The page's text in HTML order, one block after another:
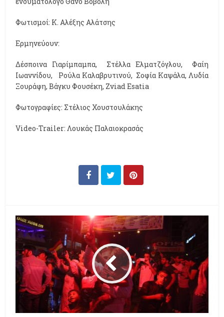
Φωτισμοί: Κ. Αλέξης Αλάτσης
Ερμηνεύουν:
Δέσποινα Γιαρίμπαμπα, Στέλλα Ελματζόγλου, Φαίη
Ιωαννίδου, Ρούλα Καλαβρυτινού, Σοφία Καψάλα, Λυδία
Ξουράφη, Βάγκυ Φουσέκη, Zviad Esatia
Φωτογραφίες: Στέλιος Χουστουλάκης
Video-Trailer: Λουκάς Παλαιοκρασάς